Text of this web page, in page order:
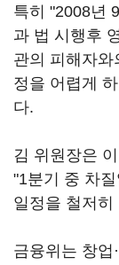
특히 "2008년
과 법 시행후
관의 피해자
정을 어렵게
다.
김 위원장은
"1분기 중 차
일정을 철저히
금융위는 창업